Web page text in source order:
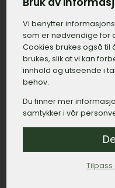
Montert dekor,
Lykt: 6.000,–
Sum: 26.000,– kroner.
En annen ting som
leverandøren i Aure
inkludert i prisen. De
Kom i kontakt
Vi benytter
som er nødvendige for
Cookies brukes også til
brukes, slik at vi kan
innhold og utseende i
behov.
Du finner mer
samtykker i vår